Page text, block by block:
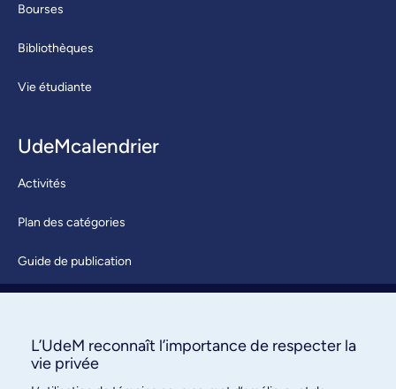
Bourses
Bibliothèques
Vie étudiante
UdeMcalendrier
Activités
Plan des catégories
Guide de publication
À propos / Nous joindre
L’UdeM reconnaît l’importance de respecter la
vie privée